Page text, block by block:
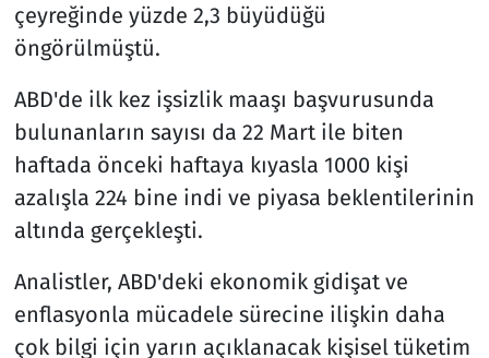
çeyreğinde yüzde 2,3 büyüdüğü
öngörülmüştü.
ABD'de ilk kez işsizlik maaşı başvurusunda
bulunanların sayısı da 22 Mart ile biten
haftada önceki haftaya kıyasla 1000 kişi
azalışla 224 bine indi ve piyasa beklentilerinin
altında gerçekleşti.
Analistler, ABD'deki ekonomik gidişat ve
enflasyonla mücadele sürecine ilişkin daha
çok bilgi için yarın açıklanacak kişisel tüketim